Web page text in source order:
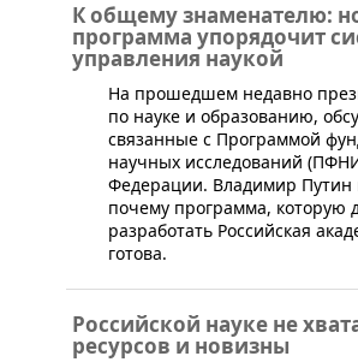
К общему знаменателю:
программа упорядочит
управления наукой
​На прошедшем недавно
по науке и образованию,
связанные с Программой
научных исследований
Федерации. Владимир Путин
почему программа, которую
разработать Российская
готова.
Российской науке не
ресурсов и новизны